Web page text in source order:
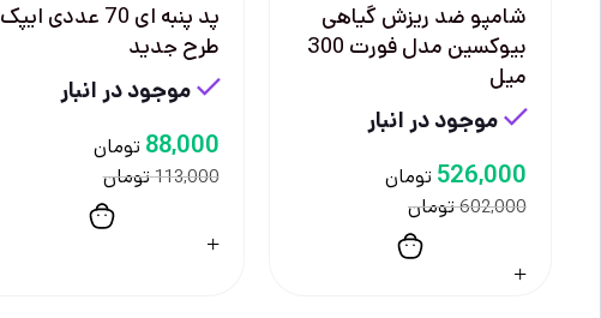
شامپو ضد ریزش گیاهی
بیوکسین مدل فورت 300
میل
موجود در انبار
602,000تومان
526,000 تومان
پد پنبه ای 70 عددی ایپک
طرح جدید
موجود در انبار
113,000تومان
88,000 تومان